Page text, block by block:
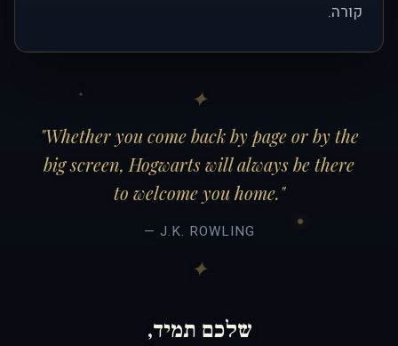
קורה.
"Whether you come back by page or by the
big screen, Hogwarts will always be there
to welcome you home."
— J.K. ROWLING
שלכם תמיד,